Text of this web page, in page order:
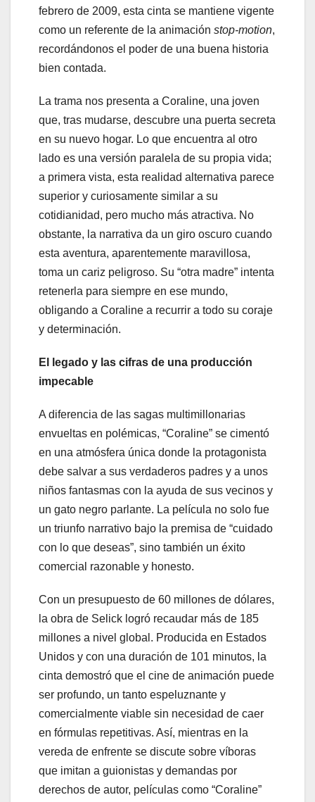
febrero de 2009, esta cinta se mantiene vigente
como un referente de la animación stop-motion,
recordándonos el poder de una buena historia
bien contada.
La trama nos presenta a Coraline, una joven
que, tras mudarse, descubre una puerta secreta
en su nuevo hogar. Lo que encuentra al otro
lado es una versión paralela de su propia vida;
a primera vista, esta realidad alternativa parece
superior y curiosamente similar a su
cotidianidad, pero mucho más atractiva. No
obstante, la narrativa da un giro oscuro cuando
esta aventura, aparentemente maravillosa,
toma un cariz peligroso. Su “otra madre” intenta
retenerla para siempre en ese mundo,
obligando a Coraline a recurrir a todo su coraje
y determinación.
El legado y las cifras de una producción
impecable
A diferencia de las sagas multimillonarias
envueltas en polémicas, “Coraline” se cimentó
en una atmósfera única donde la protagonista
debe salvar a sus verdaderos padres y a unos
niños fantasmas con la ayuda de sus vecinos y
un gato negro parlante. La película no solo fue
un triunfo narrativo bajo la premisa de “cuidado
con lo que deseas”, sino también un éxito
comercial razonable y honesto.
Con un presupuesto de 60 millones de dólares,
la obra de Selick logró recaudar más de 185
millones a nivel global. Producida en Estados
Unidos y con una duración de 101 minutos, la
cinta demostró que el cine de animación puede
ser profundo, un tanto espeluznante y
comercialmente viable sin necesidad de caer
en fórmulas repetitivas. Así, mientras en la
vereda de enfrente se discute sobre víboras
que imitan a guionistas y demandas por
derechos de autor, películas como “Coraline”